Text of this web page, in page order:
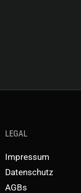
LEGAL
Impressum
Datenschutz
AGBs